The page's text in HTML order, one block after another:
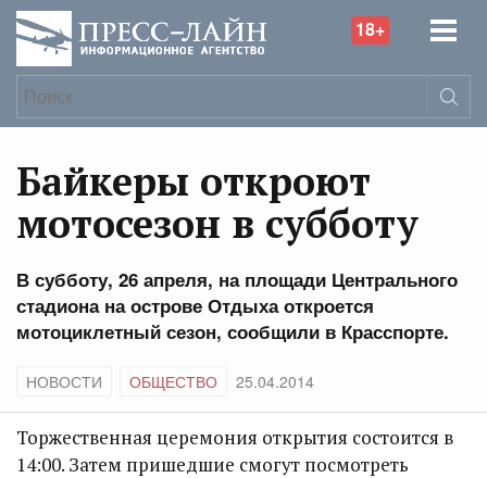
18+
Байкеры откроют
мотосезон в субботу
В субботу, 26 апреля, на площади Центрального
стадиона на острове Отдыха откроется
мотоциклетный сезон, сообщили в Красспорте.
НОВОСТИ ОБЩЕСТВО 25.04.2014
Торжественная церемония открытия состоится в
14:00. Затем пришедшие смогут посмотреть